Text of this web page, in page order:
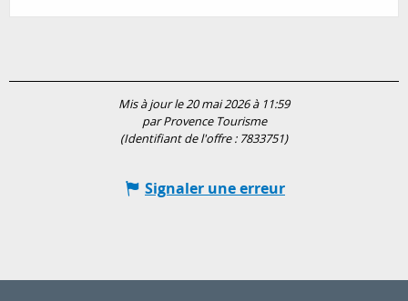
Mis à jour le 20 mai 2026 à 11:59
par Provence Tourisme
(Identifiant de l'offre : 7833751)
Signaler une erreur